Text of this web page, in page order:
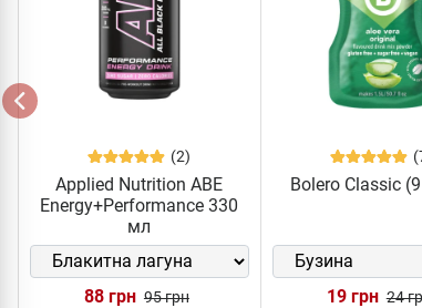
(2)
Applied Nutrition ABE
Energy+Performance 330
мл
88 грн 95 грн
Bolero Classic
19 грн 24